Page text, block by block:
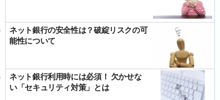
ネット銀行の安全性は？破綻リスクの可
能性について
ネット銀行利用時には必須！ 欠かせな
い「セキュリティ対策」とは